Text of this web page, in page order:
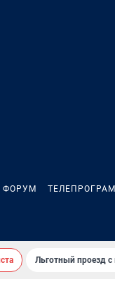
ФОРУМ
Льготный проезд